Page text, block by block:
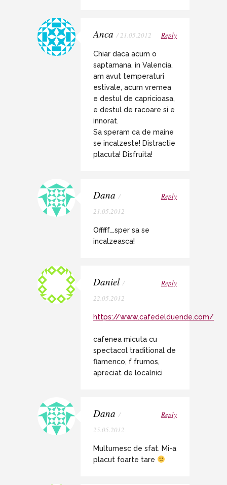
Anca / 21.05.2012 Reply
Chiar daca acum o
saptamana, in Valencia,
am avut temperaturi
estivale, acum vremea
e destul de capricioasa,
e destul de racoare si e
innorat.
Sa speram ca de maine
se incalzeste! Distractie
placuta! Disfruita!
Dana /
21.05.2012
Reply
Offfff….sper sa se
incalzeasca!
Daniel /
22.05.2012
Reply
https://www.cafedelduende.com/
cafenea micuta cu
spectacol traditional de
flamenco, f frumos,
apreciat de localnici
Dana /
25.05.2012
Reply
Multumesc de sfat. Mi-a
placut foarte tare